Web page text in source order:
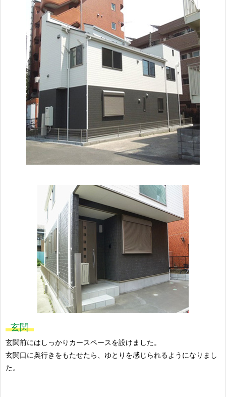
玄関
玄関前にはしっかりカースペースを設けました。
玄関口に奥行きをもたせたら、ゆとりを感じられるようになりまし
た。